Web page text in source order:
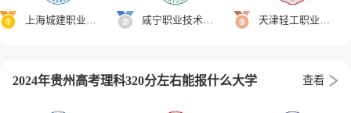
上海城建职业学院 咸宁职业技术学院 天津轻工职业技术学院
2024年贵州高考理科320分左右能报什么大学 查看